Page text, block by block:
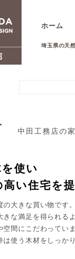
埼玉県の天
ホーム
DESIGN
ら施工まで、ワンストップで引き
中田工務店の
使い
い住宅を提
大きな買い物です。
きな満足を得られる
空間に こだわっていま
は使う木材を しっか